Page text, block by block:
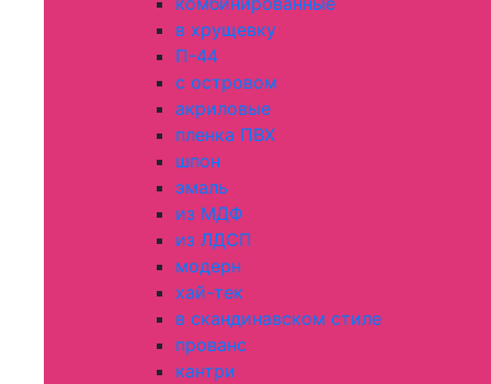
в хрущевку
П-44
с островом
акриловые
пленка ПВХ
шпон
эмаль
из МДФ
из ЛДСП
модерн
хай-тек
в скандинавском стиле
прованс
кантри